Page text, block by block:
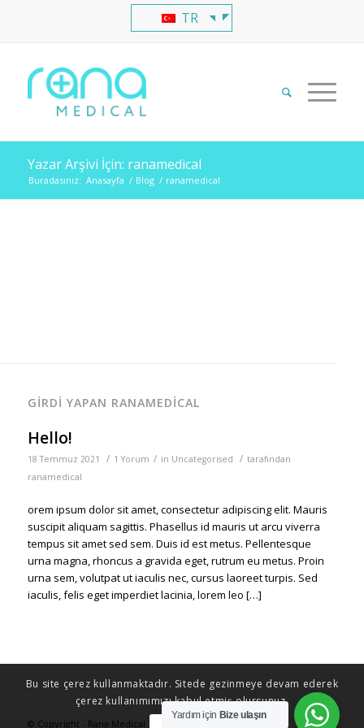
TR
Yazar Arşivi İçin: ranamedical
Buradasınız: Anasayfa / Blog / ranamedical
GIRDI YAPAN RANAMEDICAL
Hello!
18 Temmuz 2021 / 1 Yorum / in Uncategorised / tarafından
ranamedical
orem ipsum dolor sit amet, consectetur adipiscing elit. Mauris
suscipit aliquam sagittis. Phasellus id mauris ut arcu viverra
tempus sit amet sed sem. Duis id est metus. Pellentesque
urna magna, rhoncus a gravida eget, rutrum eu metus. Proin
urna sem, volutpat ut iaculis nec, cursus laoreet turpis. Sed
iaculis, felis eget imperdiet lacinia, lorem leo […]
© Copyright - Rana Medical
Bu site çerez kullanmaktadır. Sitede gezinmeye devam ederek
çerez kullanımımızı kabul etmiş olursunuz.
Yardım için Bize ulaşın